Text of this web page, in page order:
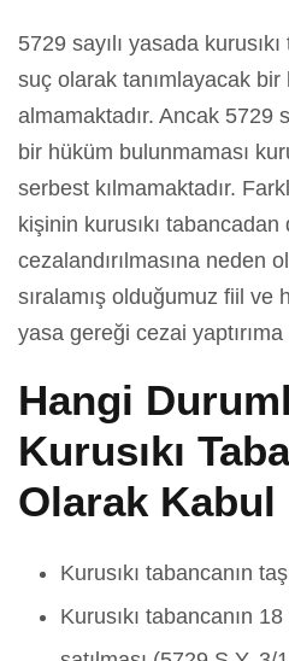
5729 sayılı yasada
suç olarak tanımlayacak bir
almamaktadır. Ancak 5729
bir hüküm bulunmaması
serbest kılmamaktadır.
kişinin kurusıkı tabancadan
cezalandırılmasına neden
sıralamış olduğumuz fiil ve
yasa gereği cezai yaptırıma
Hangi
Kurusıkı
Olarak
Kurusıkı tabancanın
Kurusıkı tabancanın